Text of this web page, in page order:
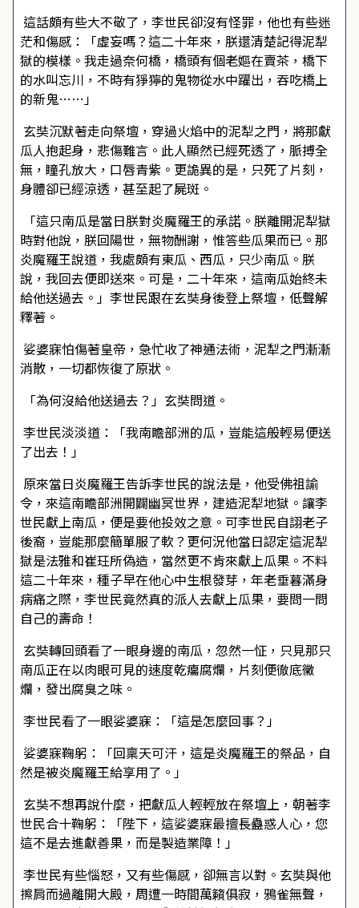
這話頗有些大不敬了，李世民卻沒有怪罪，他也有些迷
茫和傷感：「虛妄嗎？這二十年來，朕還清楚記得泥犁
獄的模樣。我走過奈何橋，橋頭有個老嫗在賣茶，橋下
的水叫忘川，不時有猙獰的鬼物從水中躍出，吞吃橋上
的新鬼……」
玄奘沉默著走向祭壇，穿過火焰中的泥犁之門，將那獻
瓜人抱起身，悲傷難言。此人顯然已經死透了，脈搏全
無，瞳孔放大，口唇青紫。更詭異的是，只死了片刻，
身體卻已經涼透，甚至起了屍斑。
「這只南瓜是當日朕對炎魔羅王的承諾。朕離開泥犁獄
時對他說，朕回陽世，無物酬謝，惟答些瓜果而已。那
炎魔羅王說道，我處頗有東瓜、西瓜，只少南瓜。朕
說，我回去便即送來。可是，二十年來，這南瓜始終未
給他送過去。」李世民跟在玄奘身後登上祭壇，低聲解
釋著。
娑婆寐怕傷著皇帝，急忙收了神通法術，泥犁之門漸漸
消散，一切都恢復了原狀。
「為何沒給他送過去？」玄奘問道。
李世民淡淡道：「我南瞻部洲的瓜，豈能這般輕易便送
了出去！」
原來當日炎魔羅王告訴李世民的說法是，他受佛祖諭
令，來這南瞻部洲開闢幽冥世界，建造泥犁地獄。讓李
世民獻上南瓜，便是要他投效之意。可李世民自詡老子
後裔，豈能那麼簡單服了軟？更何況他當日認定這泥犁
獄是法雅和崔玨所偽造，當然更不肯來獻上瓜果。不料
這二十年來，種子早在他心中生根發芽，年老垂暮滿身
病痛之際，李世民竟然真的派人去獻上瓜果，要問一問
自己的壽命！
玄奘轉回頭看了一眼身邊的南瓜，忽然一怔，只見那只
南瓜正在以肉眼可見的速度乾癟腐爛，片刻便徹底黴
爛，發出腐臭之味。
李世民看了一眼娑婆寐：「這是怎麼回事？」
娑婆寐鞠躬：「回稟天可汗，這是炎魔羅王的祭品，自
然是被炎魔羅王給享用了。」
玄奘不想再說什麼，把獻瓜人輕輕放在祭壇上，朝著李
世民合十鞠躬：「陛下，這娑婆寐最擅長蠱惑人心，您
這不是去進獻善果，而是製造業障！」
李世民有些惱怒，又有些傷感，卻無言以對。玄奘與他
擦肩而過離開大殿，周遭一時間萬籟俱寂，鴉雀無聲，